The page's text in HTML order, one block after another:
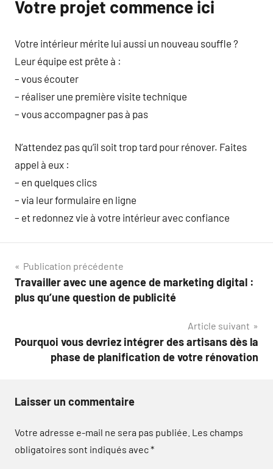
Votre projet commence ici
Votre intérieur mérite lui aussi un nouveau souffle ?
Leur équipe est prête à :
– vous écouter
– réaliser une première visite technique
– vous accompagner pas à pas
N’attendez pas qu’il soit trop tard pour rénover. Faites
appel à eux :
– en quelques clics
– via leur formulaire en ligne
– et redonnez vie à votre intérieur avec confiance
Navigation
de
Publication précédente
Travailler avec une agence de marketing digital :
plus qu’une question de publicité
Article suivant
Pourquoi vous devriez intégrer des artisans dès la
phase de planification de votre rénovation
Laisser un commentaire
Votre adresse e-mail ne sera pas publiée. Les champs
obligatoires sont indiqués avec*